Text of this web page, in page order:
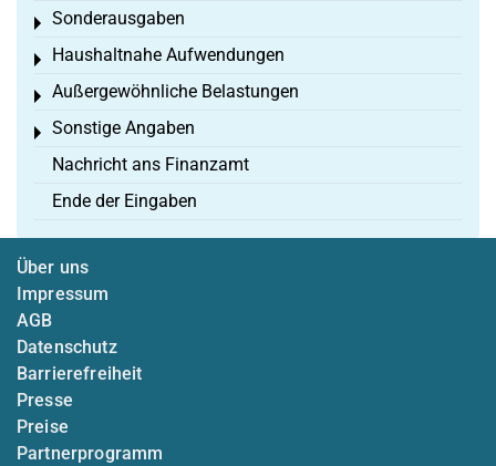
Sonderausgaben
Toggle menu
Haushaltnahe Aufwendungen
Toggle menu
Außergewöhnliche Belastungen
Toggle menu
Sonstige Angaben
Toggle menu
Nachricht ans Finanzamt
Ende der Eingaben
Über uns
Impressum
AGB
Datenschutz
Barrierefreiheit
Presse
Preise
Partnerprogramm